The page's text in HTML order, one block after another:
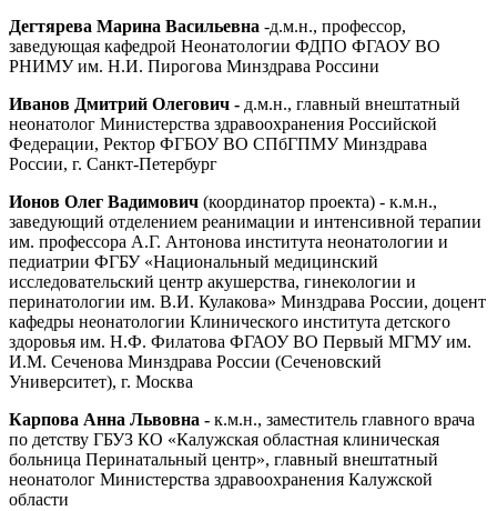
Дегтярева Марина Васильевна -д.м.н., профессор,
заведующая кафедрой Неонатологии ФДПО ФГАОУ ВО
РНИМУ им. Н.И. Пирогова Минздрава Россини
Иванов Дмитрий Олегович - д.м.н., главный внештатный
неонатолог Министерства здравоохранения Российской
Федерации, Ректор ФГБОУ ВО СПбГПМУ Минздрава
России, г. Санкт-Петербург
Ионов Олег Вадимович (координатор проекта) - к.м.н.,
заведующий отделением реанимации и интенсивной терапии
им. профессора А.Г. Антонова института неонатологии и
педиатрии ФГБУ «Национальный медицинский
исследовательский центр акушерства, гинекологии и
перинатологии им. В.И. Кулакова» Минздрава России, доцент
кафедры неонатологии Клинического института детского
здоровья им. Н.Ф. Филатова ФГАОУ ВО Первый МГМУ им.
И.М. Сеченова Минздрава России (Сеченовский
Университет), г. Москва
Карпова Анна Львовна - к.м.н., заместитель главного врача
по детству ГБУЗ КО «Калужская областная клиническая
больница Перинатальный центр», главный внештатный
неонатолог Министерства здравоохранения Калужской
области